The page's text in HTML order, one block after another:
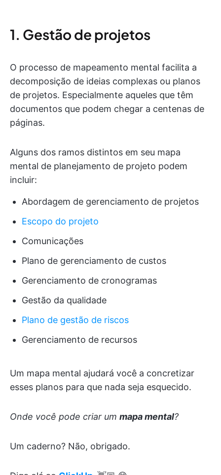
1. Gestão de projetos
O processo de mapeamento mental facilita a
decomposição de ideias complexas ou planos
de projetos. Especialmente aqueles que têm
documentos que podem chegar a centenas de
páginas.
Alguns dos ramos distintos em seu mapa
mental de planejamento de projeto podem
incluir:
Abordagem de gerenciamento de projetos
Escopo do projeto
Comunicações
Plano de gerenciamento de custos
Gerenciamento de cronogramas
Gestão da qualidade
Plano de gestão de riscos
Gerenciamento de recursos
Um mapa mental ajudará você a concretizar
esses planos para que nada seja esquecido.
Onde você pode criar um mapa mental?
Um caderno? Não, obrigado.